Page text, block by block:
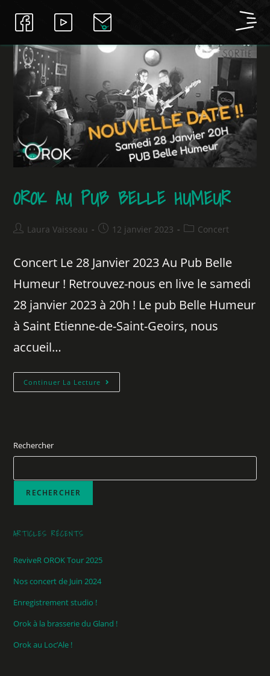
OROK AU PUB BELLE HUMEUR
Laura Vaisseau 12 janvier 2023 Concert
Concert Le 28 Janvier 2023 Au Pub Belle
Humeur ! Retrouvez-nous en live le samedi
28 janvier 2023 à 20h ! Le pub Belle Humeur
à Saint Etienne-de-Saint-Geoirs, nous
accueil…
Continuer La Lecture
Rechercher
RECHERCHER
ARTICLES RÉCENTS
ReviveR OROK Tour 2025
Nos concert de Juin 2024
Enregistrement studio !
Orok à la brasserie du Gland !
Orok au Loc’Ale !